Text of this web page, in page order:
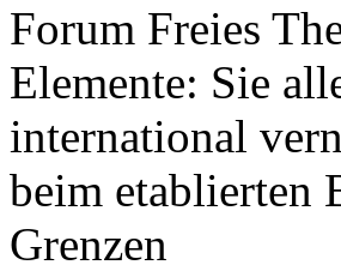
Forum Freies
Elemente: Sie
international
beim etablierten
Grenzen